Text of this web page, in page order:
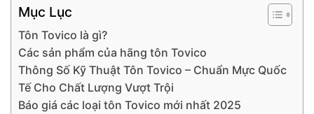
Mục Lục
Tôn Tovico là gì?
Các sản phẩm của hãng tôn Tovico
Thông Số Kỹ Thuật Tôn Tovico – Chuẩn Mực Quốc
Tế Cho Chất Lượng Vượt Trội
Báo giá các loại tôn Tovico mới nhất 2025